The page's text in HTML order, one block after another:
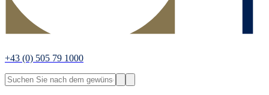
+43 (0) 505 79 1000